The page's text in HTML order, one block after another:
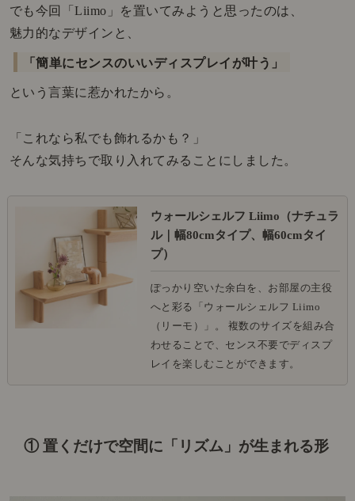
でも今回「Liimo」を置いてみようと思ったのは、
魅力的なデザインと、
「簡単にセンスのいいディスプレイが叶う」
という言葉に惹かれたから。
「これなら私でも飾れるかも？」
そんな気持ちで取り入れてみることにしました。
ウォールシェルフ Liimo（ナチュラ
ル｜幅80cmタイプ、幅60cmタイ
プ）
ぽっかり空いた余白を、お部屋の主役
へと彩る「ウォールシェルフ Liimo
（リーモ）」。 複数のサイズを組み合
わせることで、センス不要でディスプ
レイを楽しむことができます。
① 置くだけで空間に「リズム」が生まれる形